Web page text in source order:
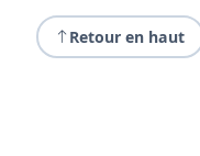
Retour en haut